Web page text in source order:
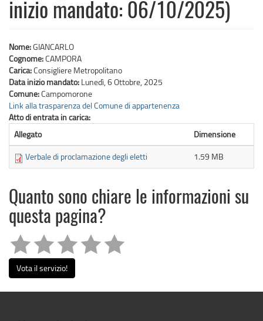
inizio mandato: 06/10/2025)
Nome:GIANCARLO
Cognome:CAMPORA
Carica:Consigliere Metropolitano
Data inizio mandato: Lunedì, 6 Ottobre, 2025
Comune:Campomorone
Link alla trasparenza del Comune di appartenenza
Atto di entrata in carica:
Allegato
Dimensione
Verbale di proclamazione degli eletti
1.59 MB
Quanto sono chiare le informazioni su
questa pagina?
Vota il servizio!